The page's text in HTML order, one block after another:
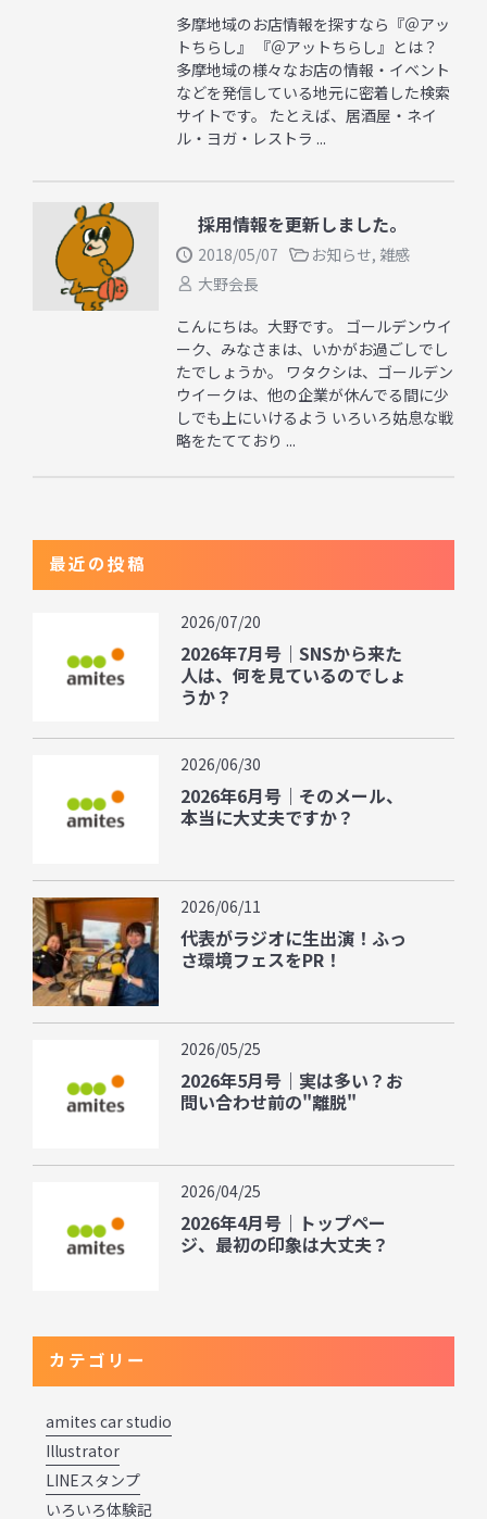
多摩地域のお店情報を探すなら『＠アッ
トちらし』 『＠アットちらし』とは？
多摩地域の様々なお店の情報・イベント
などを発信している地元に密着した検索
サイトです。 たとえば、居酒屋・ネイ
ル・ヨガ・レストラ ...
採用情報を更新しました。
2018/05/07 お知らせ, 雑感
大野会長
こんにちは。大野です。 ゴールデンウイ
ーク、みなさまは、いかがお過ごしでし
たでしょうか。 ワタクシは、ゴールデン
ウイークは、他の企業が休んでる間に少
しでも上にいけるよう いろいろ姑息な戦
略をたてており ...
最近の投稿
2026/07/20
2026年7月号｜SNSから来た
人は、何を見ているのでしょ
うか？
2026/06/30
2026年6月号｜そのメール、
本当に大丈夫ですか？
2026/06/11
代表がラジオに生出演！ふっ
さ環境フェスをPR！
2026/05/25
2026年5月号｜実は多い？お
問い合わせ前の"離脱"
2026/04/25
2026年4月号｜トップペー
ジ、最初の印象は大丈夫？
カテゴリー
amites car studio
Illustrator
LINEスタンプ
いろいろ体験記